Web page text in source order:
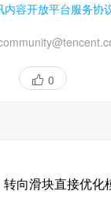
内容开放平台服务协
0
向滑块直接优化